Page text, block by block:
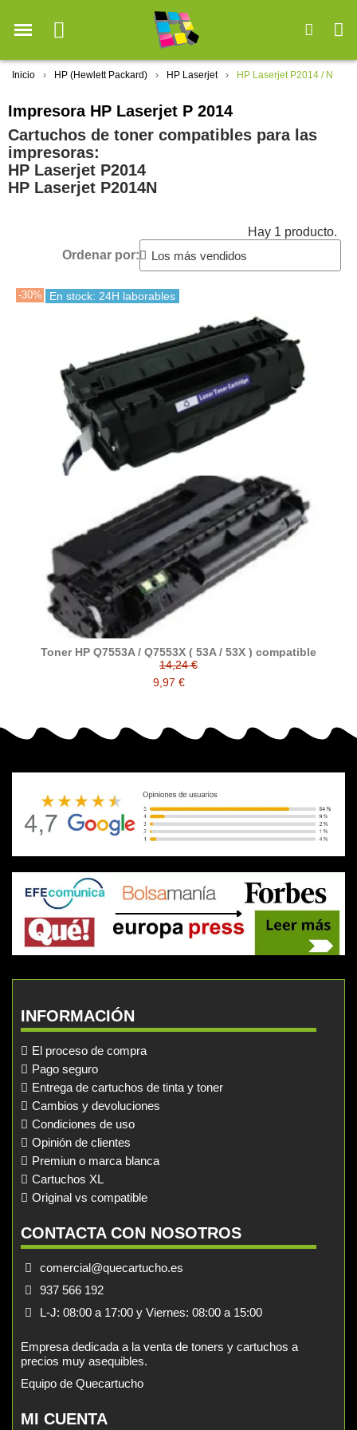
Inicio HP (Hewlett Packard) HP Laserjet HP Laserjet P2014 / N
Impresora HP Laserjet P 2014
Cartuchos de toner compatibles para las
impresoras:
HP Laserjet P2014
HP Laserjet P2014N
Hay 1 producto.
Ordenar por:
-30% En stock: 24H laborables
Toner HP Q7553A / Q7553X ( 53A / 53X ) compatible
14,24 €
9,97 €
INFORMACIÓN
El proceso de compra
Pago seguro
Entrega de cartuchos de tinta y toner
Cambios y devoluciones
Condiciones de uso
Opinión de clientes
Premiun o marca blanca
Cartuchos XL
Original vs compatible
CONTACTA CON NOSOTROS
comercial@quecartucho.es
937 566 192
L-J: 08:00 a 17:00 y Viernes: 08:00 a 15:00
Empresa dedicada a la venta de toners y cartuchos a
precios muy asequibles.
Equipo de Quecartucho
MI CUENTA